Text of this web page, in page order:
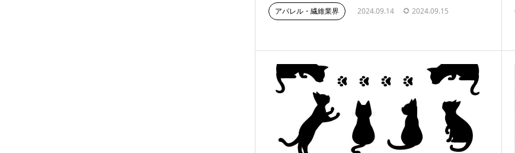
アパレル・繊維業界 2024.09.14 2024.09.15